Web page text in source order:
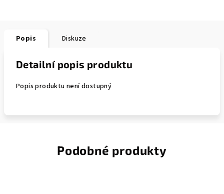
Popis Diskuze
Detailní popis produktu
Popis produktu není dostupný
Podobné produkty